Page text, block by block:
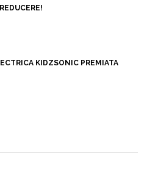
KIDZSONIC PREMIATA